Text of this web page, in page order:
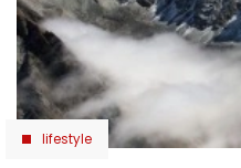
lifestyle